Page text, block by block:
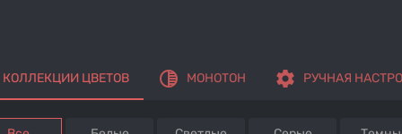
КОЛЛЕКЦИИ ЦВЕТОВ tonality МОНОТОН settings РУЧНАЯ